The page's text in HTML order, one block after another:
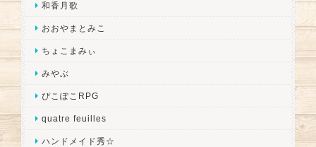
和香月歌
おおやまとみこ
ちょこまみぃ
みやぶ
ぴこぽこRPG
quatre feuilles
ハンドメイド秀☆